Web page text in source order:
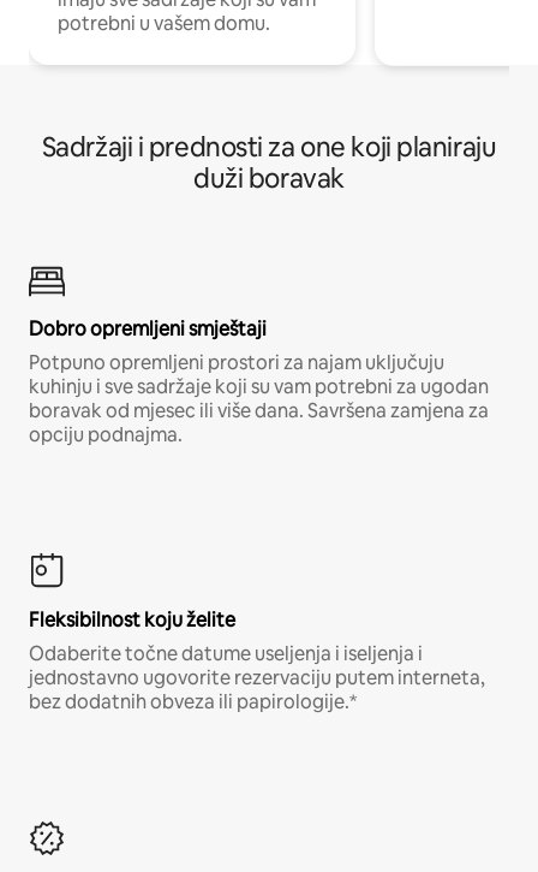
potrebni u vašem domu.
Sadržaji i prednosti za one koji planiraju
duži boravak
Dobro opremljeni smještaji
Potpuno opremljeni prostori za najam uključuju
kuhinju i sve sadržaje koji su vam potrebni za ugodan
boravak od mjesec ili više dana. Savršena zamjena za
opciju podnajma.
Fleksibilnost koju želite
Odaberite točne datume useljenja i iseljenja i
jednostavno ugovorite rezervaciju putem interneta,
bez dodatnih obveza ili papirologije.*